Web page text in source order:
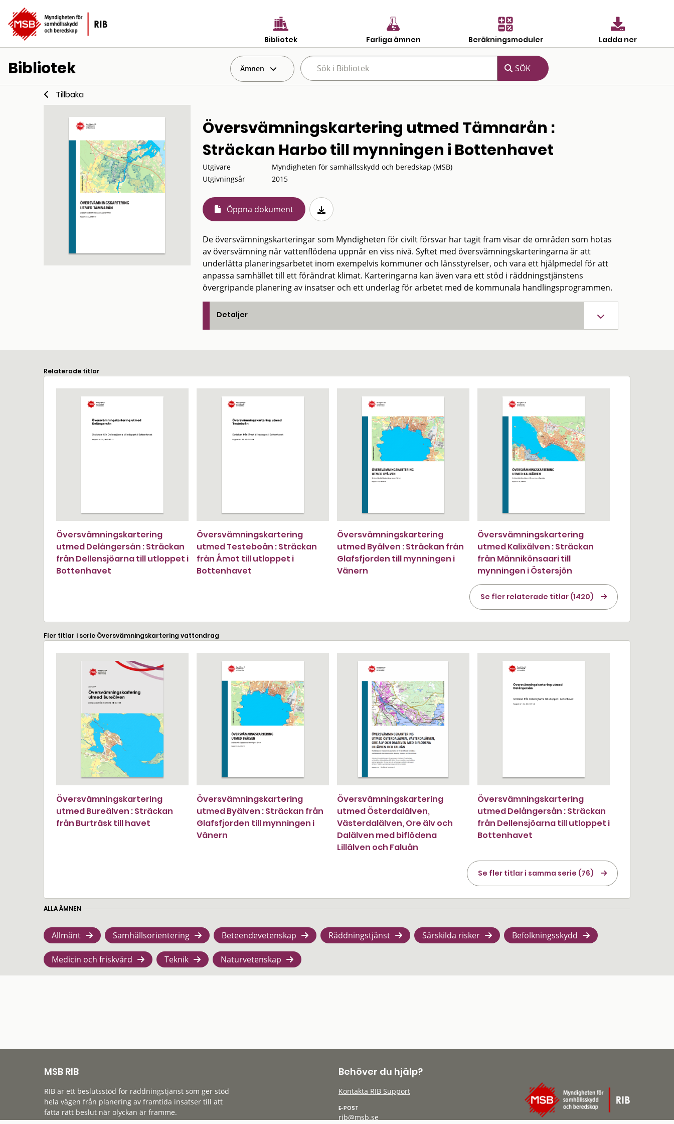
Bibliotek Farliga ämnen Beräkningsmoduler Ladda ner
Bibliotek Ämnen
Tillbaka
Översvämningskartering utmed Tämnarån :
Sträckan Harbo till mynningen i Bottenhavet
Utgivare
Myndigheten för samhällsskydd och beredskap (MSB)
Utgivningsår
2015
Öppna dokument
De översvämningskarteringar som Myndigheten för civilt försvar har tagit fram visar de områden som hotas
av översvämning när vattenflödena uppnår en viss nivå. Syftet med översvämningskarteringarna är att
underlätta planeringsarbetet inom exempelvis kommuner och länsstyrelser, och vara ett hjälpmedel för att
anpassa samhället till ett förändrat klimat. Karteringarna kan även vara ett stöd i räddningstjänstens
övergripande planering av insatser och ett underlag för arbetet med de kommunala handlingsprogrammen.
Detaljer
Relaterade titlar
Översvämningskartering
utmed Delångersån : Sträckan
från Dellensjöarna till utloppet i
Bottenhavet
Översvämningskartering
utmed Testeboån : Sträckan
från Åmot till utloppet i
Bottenhavet
Översvämningskartering
utmed Byälven : Sträckan från
Glafsfjorden till mynningen i
Vänern
Översvämningskartering
utmed Kalixälven : Sträckan
från Männikönsaari till
mynningen i Östersjön
Se fler relaterade titlar (1420)
Fler titlar i serie Översvämningskartering vattendrag
Översvämningskartering
utmed Bureälven : Sträckan
från Burträsk till havet
Översvämningskartering
utmed Byälven : Sträckan från
Glafsfjorden till mynningen i
Vänern
Översvämningskartering
utmed Österdalälven,
Västerdalälven, Ore älv och
Dalälven med biflödena
Lillälven och Faluån
Översvämningskartering
utmed Delångersån : Sträckan
från Dellensjöarna till utloppet i
Bottenhavet
Se fler titlar i samma serie (76)
ALLA ÄMNEN
Allmänt Samhällsorientering Beteendevetenskap Räddningstjänst Särskilda risker Befolkningsskydd
Medicin och friskvård Teknik Naturvetenskap
MSB RIB
RIB är ett beslutsstöd för räddningstjänst som ger stöd
hela vägen från planering av framtida insatser till att
fatta rätt beslut när olyckan är framme.
Behöver du hjälp?
Kontakta RIB Support
E-POST
rib@msb.se